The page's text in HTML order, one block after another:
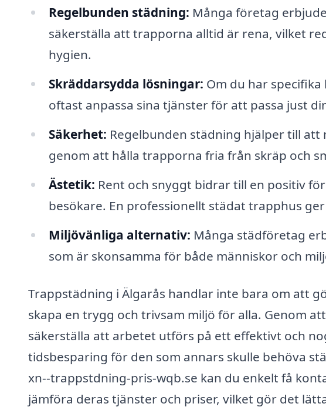
Regelbunden städning: Många företag
säkerställa att trapporna alltid är rena, vilket
hygien.
Skräddarsydda lösningar: Om du har
oftast anpassa sina tjänster för att passa just
Säkerhet: Regelbunden städning hjälper till att
genom att hålla trapporna fria från skräp och
Ästetik: Rent och snyggt bidrar till en positiv
besökare. En professionellt städat trapphus
Miljövänliga alternativ: Många städföretag
som är skonsamma för både människor och
Trappstädning i Älgarås handlar inte bara om att
skapa en trygg och trivsam miljö för alla. Genom
säkerställa att arbetet utförs på ett effektivt och
tidsbesparing för den som annars skulle behöva
xn--trappstdning-pris-wqb.se kan du enkelt få
jämföra deras tjänster och priser, vilket gör det